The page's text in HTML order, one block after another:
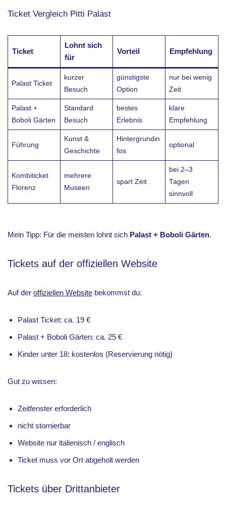
Ticket Vergleich Pitti Palast
Ticket
Lohnt sich
für
Vorteil Empfehlung
Palast Ticket
kurzer
Besuch
günstigste
Option
nur bei wenig
Zeit
Palast +
Boboli Gärten
Standard
Besuch
bestes
Erlebnis
klare
Empfehlung
Führung
Kunst &
Geschichte
Hintergrundin
fos
optional
Kombiticket
Florenz
mehrere
Museen
spart Zeit
bei 2–3
Tagen
sinnvoll
Mein Tipp: Für die meisten lohnt sich Palast + Boboli Gärten.
Tickets auf der offiziellen Website
Auf der offiziellen Website bekommst du:
Palast Ticket: ca. 19 €
Palast + Boboli Gärten: ca. 25 €
Kinder unter 18: kostenlos (Reservierung nötig)
Gut zu wissen:
Zeitfenster erforderlich
nicht stornierbar
Website nur italienisch / englisch
Ticket muss vor Ort abgeholt werden
Tickets über Drittanbieter